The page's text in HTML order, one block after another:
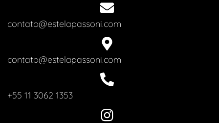
contato@estelapassoni.com
contato@estelapassoni.com
+55 11 3062 1353